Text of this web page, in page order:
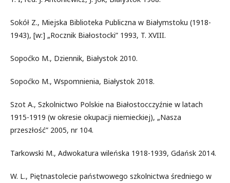
Sokół Z., Miejska Biblioteka Publiczna w Białymstoku (1918-
1943), [w:] „Rocznik Białostocki” 1993, T. XVIII.
Sopoćko M., Dziennik, Białystok 2010.
Sopoćko M., Wspomnienia, Białystok 2018.
Szot A., Szkolnictwo Polskie na Białostocczyźnie w latach
1915-1919 (w okresie okupacji niemieckiej), „Nasza
przeszłość” 2005, nr 104.
Tarkowski M., Adwokatura wileńska 1918-1939, Gdańsk 2014.
W. L., Piętnastolecie państwowego szkolnictwa średniego w